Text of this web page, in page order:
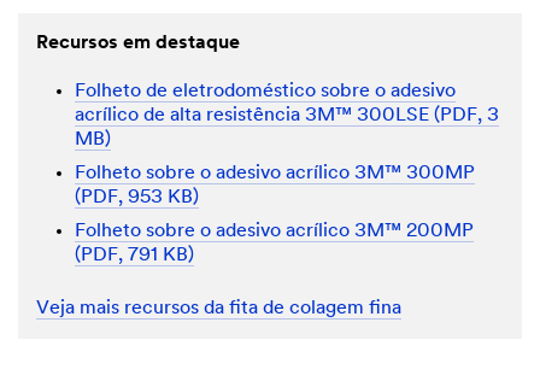
Recursos em destaque
Folheto de eletrodoméstico sobre o adesivo
acrílico de alta resistência 3M™ 300LSE (PDF, 3
MB)
Folheto sobre o adesivo acrílico 3M™ 300MP
(PDF, 953 KB)
Folheto sobre o adesivo acrílico 3M™ 200MP
(PDF, 791 KB)
Veja mais recursos da fita de colagem fina